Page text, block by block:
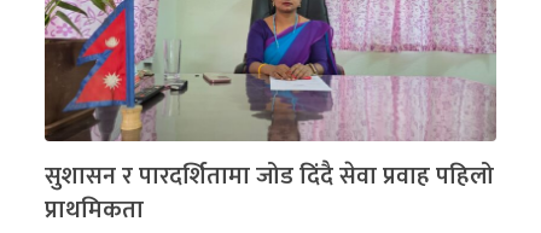
सुशासन र पारदर्शितामा जोड दिंदै सेवा प्रवाह पहिलो
प्राथमिकता